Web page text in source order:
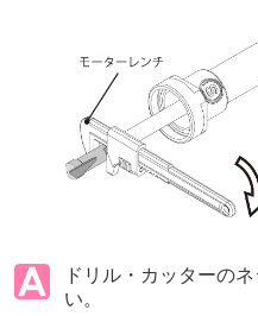
ドリル・カッターの
い。